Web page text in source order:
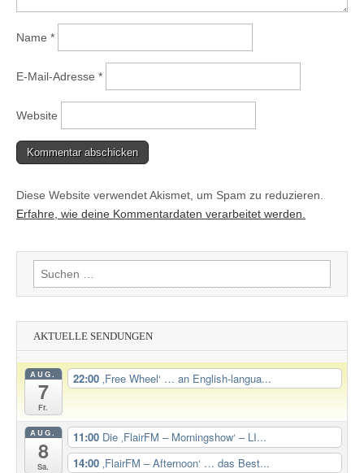
Name *
E-Mail-Adresse *
Website
Diese Website verwendet Akismet, um Spam zu reduzieren.
Erfahre, wie deine Kommentardaten verarbeitet werden.
Suchen
nach:
AKTUELLE SENDUNGEN
AUG.
7
Fr.
22:00 ‚Free Wheel‘ … an English-langua...
AUG.
8
Sa.
11:00 Die ‚FlairFM – Morningshow‘ – LI...
14:00 ‚FlairFM – Afternoon‘ … das Best...